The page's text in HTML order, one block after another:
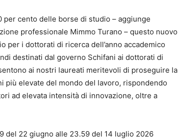
per cento delle borse di studio – aggiunge
professionale Mimmo Turano – questo nuovo
per i dottorati di ricerca dell’anno accademico
destinati dal governo Schifani ai dottorati di
ai nostri laureati meritevoli di proseguire la
più elevate del mondo del lavoro, rispondendo
ad elevata intensità di innovazione, oltre a
del 22 giugno alle 23.59 del 14 luglio 2026